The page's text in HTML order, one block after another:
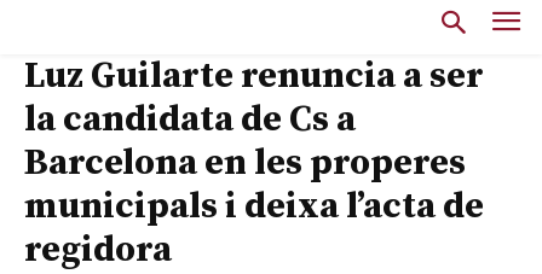
Luz Guilarte renuncia a ser
la candidata de Cs a
Barcelona en les properes
municipals i deixa l’acta de
regidora